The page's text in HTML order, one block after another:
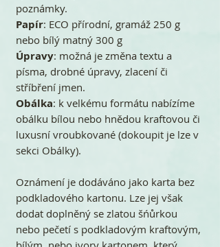
poznámky.
Papír: ECO přírodní, gramáž 250 g
nebo bílý matný 300 g
Úpravy: možná je změna textu a
písma, drobné úpravy, zlacení či
stříbření jmen.
Obálka: k velkému formátu nabízíme
obálku bílou nebo hnědou kraftovou či
luxusní vroubkované (dokoupit je lze v
sekci Obálky).
Oznámení je dodáváno jako karta bez
podkladového kartonu. Lze jej však
dodat doplněný se zlatou šńůrkou
nebo pečetí s podkladovým kraftovým,